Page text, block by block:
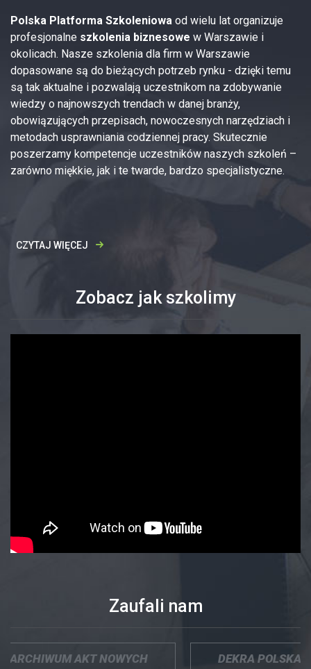
Polska Platforma Szkoleniowa od wielu lat organizuje
profesjonalne szkolenia biznesowe w Warszawie i
okolicach. Nasze szkolenia dla firm w Warszawie
dopasowane są do bieżących potrzeb rynku - dzięki temu
są tak aktualne i pozwalają uczestnikom na zdobywanie
wiedzy o najnowszych trendach w danej branży,
obowiązujących przepisach, nowoczesnych narzędziach i
metodach usprawniania codziennej pracy. Skutecznie
poszerzamy kompetencje uczestników naszych szkoleń –
zarówno miękkie, jak i te twarde, bardzo specjalistyczne.
CZYTAJ WIĘCEJ
Zobacz jak szkolimy
Zaufali nam
AKT NOWYCH DEKRA POLSKA